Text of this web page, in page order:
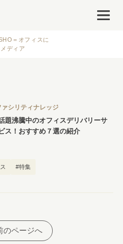
装 #おしゃれオフィス
＝オフィスに
ディア
ァシリティナレッジ
題沸騰中のオフィスデリバリーサ
ス！おすすめ７選の紹介
#特集
のページへ